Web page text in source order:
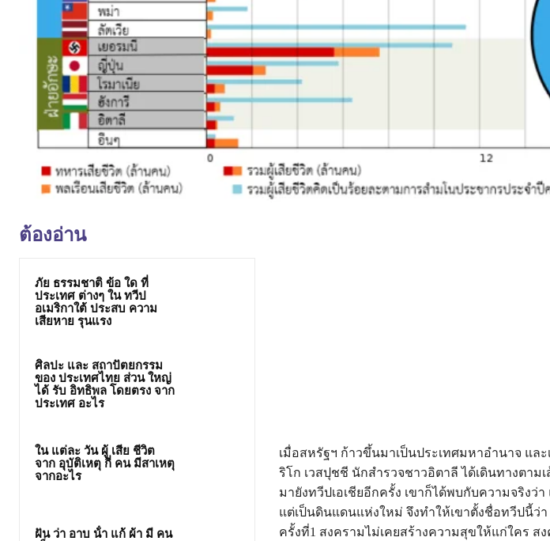
ต้องอ่าน
ภัย ธรรมชาติ ข้อ ใด ที่
ประเทศ ต่างๆ ใน ทวีป
อเมริกาใต้ ประสบ ความ
เสียหาย รุนแรง
ศิลปะ และ สถาปัตยกรรม
ของ ประเทศไทย ส่วน ใหญ่
ได้ รับ อิทธิพล โดยตรง จาก
ประเทศ อะไร
ใน แต่ละ วัน ผู้ เสีย ชีวิต
จาก อุบัติเหตุ กี่ คน มีสาเหตุ
จากอะไร
ฝัน ว่า อาบ น้ํา แก้ ผ้า มี คน
เมื่อสหรัฐฯ ก้าวขึ้นมาเป็นประเทศมหาอำนาจ แล
ริโก เวสปุชชี นักสำรวจชาวอิตาลี ได้เดินทางตาม
มายังทวีปเอเชียอีกครั้ง เขาก็ได้พบกับความจริงว่
แต่เป็นดินแดนแห่งใหม่ จึงทำให้เขาตั้งชื่อทวีปนี้ว่า
ครั้งที่1 สงครามไม่เคยสร้างความสุขให้แก่ใคร